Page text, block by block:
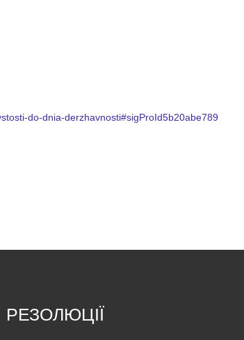
do-dnia-derzhavnosti#sigProId5b20abe789
РЕЗОЛЮЦІЇ